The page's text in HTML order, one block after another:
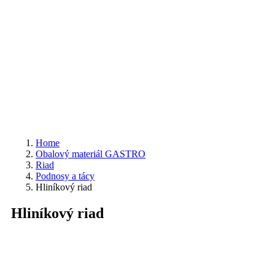
Home
Obalový materiál GASTRO
Riad
Podnosy a tácy
Hliníkový riad
Hliníkový riad